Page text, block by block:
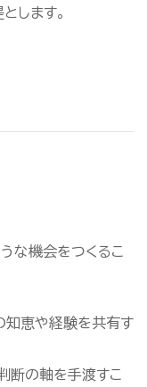
します。
な機会をつくるこ
知恵や経験を共有す
断の軸を手渡すこ